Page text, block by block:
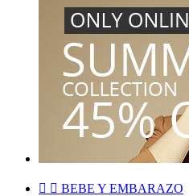
  BEBE Y EMBARAZO